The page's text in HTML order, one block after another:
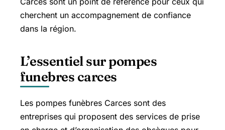
cherchent un accompagnement de confiance
dans la région.
L’essentiel sur pompes
funebres carces
Les pompes funèbres Carces sont des
entreprises qui proposent des services de prise